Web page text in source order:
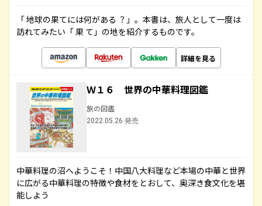
「 地球の果てには何がある ？」。本書は、旅人として一度は
訪れてみたい「 果 て」の地を紹介するものです。
詳細を見る
Ｗ１６ 世界の中華料理図鑑
旅の図鑑
2022.05.26 発売
中華料理の沼へようこそ！中国八大料理など本場の中華と世界
に広がる中華料理の特徴や食材をとおして、奥深き食文化を堪
能しよう